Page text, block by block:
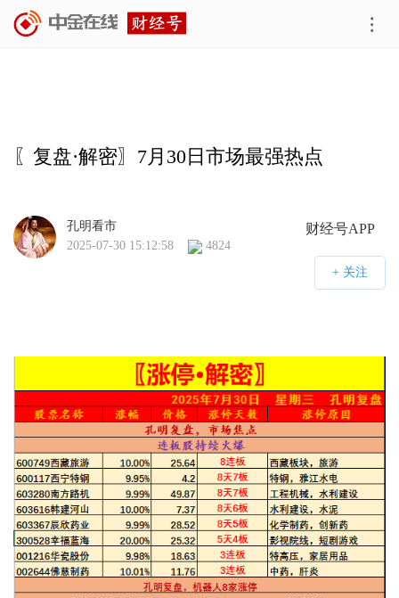
〖复盘·解密〗7月30日市场最强热点
财经号APP
孔明看市
2025-07-30 15:12:58
4824